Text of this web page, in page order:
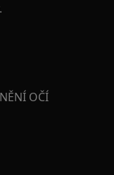
OČÍ